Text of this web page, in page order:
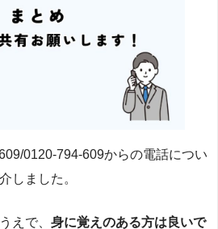
0120-794-609からの電話につい
しました。
えで、 身に覚えのある方は良いで